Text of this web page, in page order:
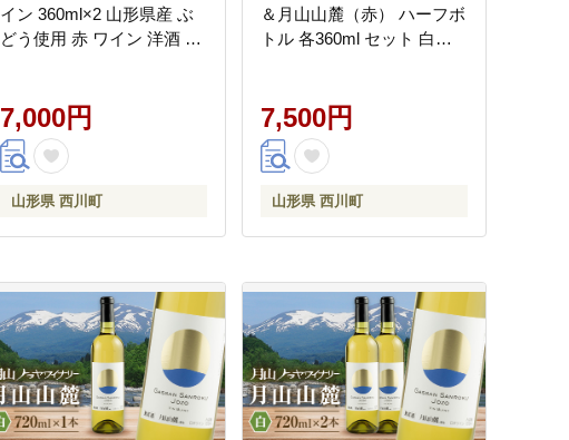
イン 360ml×2 山形県産 ぶ
どう使用 赤 ワイン 洋酒 酒
7,000円
山形県 西川町
＆月山山麓（赤） ハーフボ
トル 各360ml セット 白ワ
7,500円
山形県 西川町